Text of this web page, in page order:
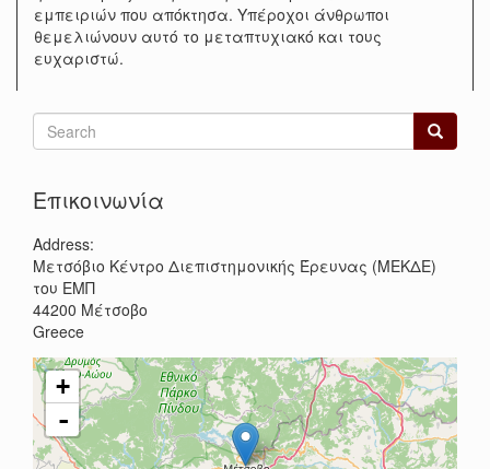
εμπειριών που απόκτησα. Υπέροχοι άνθρωποι
θεμελιώνουν αυτό το μεταπτυχιακό και τους
ευχαριστώ.
Search
form
Επικοινωνία
Address:
Μετσόβιο Κέντρο Διεπιστημονικής Έρευνας (ΜΕΚΔΕ)
του ΕΜΠ
44200 Μέτσοβο
Greece
+
-